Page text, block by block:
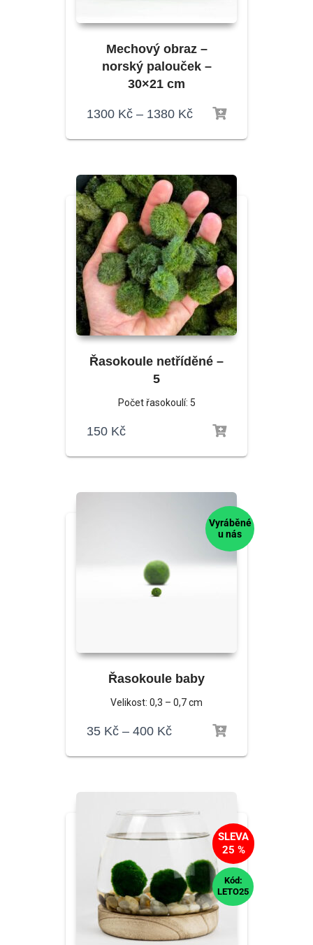
Mechový obraz –
norský palouček –
30×21 cm
1300 Kč – 1380 Kč
Řasokoule netříděné –
5
Počet řasokoulí: 5
150 Kč
Vyráběné
u nás
Řasokoule baby
Velikost: 0,3 – 0,7 cm
35 Kč – 400 Kč
SLEVA
25 %
Kód:
LETO25